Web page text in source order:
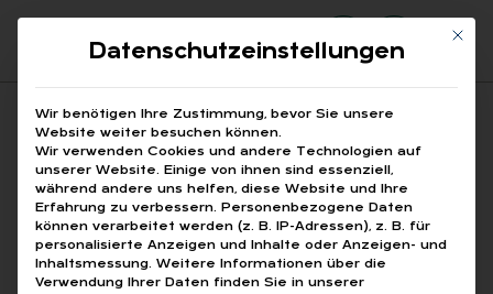
Suchfeld
Suchen
Breadcrumb-Navigation
STARTSEITE BAG ÜBERSTUNDENPROZESS
Mit
Datenschutzeinstellungen
Wir benötigen Ihre Zustimmung, bevor Sie unsere
Website weiter besuchen können.
Wir verwenden Cookies und andere Technologien auf
unserer Website. Einige von ihnen sind essenziell,
während andere uns helfen, diese Website und Ihre
Erfahrung zu verbessern. Personenbezogene Daten
können verarbeitet werden (z. B. IP-Adressen), z. B. für
personalisierte Anzeigen und Inhalte oder Anzeigen- und
Inhaltsmessung. Weitere Informationen über die
Verwendung Ihrer Daten finden Sie in unserer